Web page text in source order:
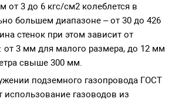
от 3 до 6 кгс/см2 колеблется в
большем диапазоне – от 30 до 426
стенок при этом зависит от
от 3 мм для малого размера, до 12 мм
свыше 300 мм.
подземного газопровода ГОСТ
использование газоводов из